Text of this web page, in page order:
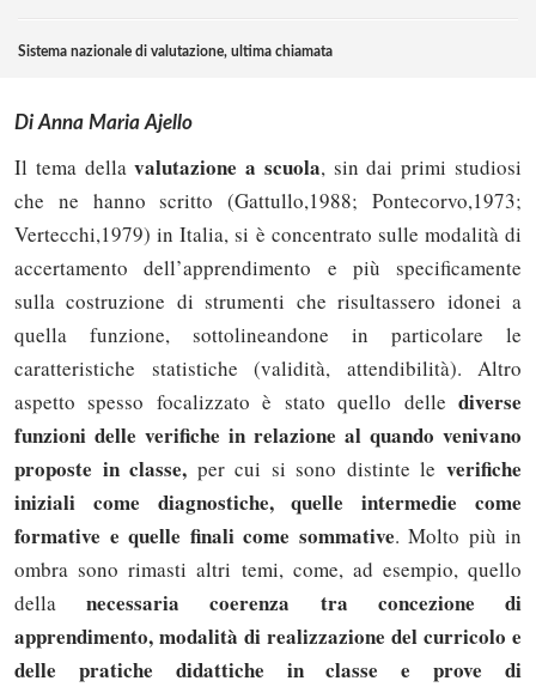
Sistema nazionale di valutazione, ultima chiamata
Di Anna Maria Ajello
Il tema dellavalutazione a scuola, sin dai primi studiosi
che ne hanno scritto (Gattullo,1988; Pontecorvo,1973;
Vertecchi,1979) in Italia, si è concentrato sulle modalità di
accertamento dell’apprendimento e più specificamente
sulla costruzione di strumenti che risultassero idonei a
quella funzione, sottolineandone in particolare le
caratteristiche statistiche (validità, attendibilità). Altro
aspetto spesso focalizzato è stato quello delle diverse
funzioni delle verifiche in relazione al quando venivano
proposte in classe, per cui si sono distinte leverifiche
iniziali come diagnostiche, quelle intermedie come
formative e quelle finali come sommative. Molto più in
ombra sono rimasti altri temi, come, ad esempio, quello
dellanecessaria coerenza tra concezione di
apprendimento, modalità di realizzazione del curricolo e
delle pratiche didattiche in classe e prove di